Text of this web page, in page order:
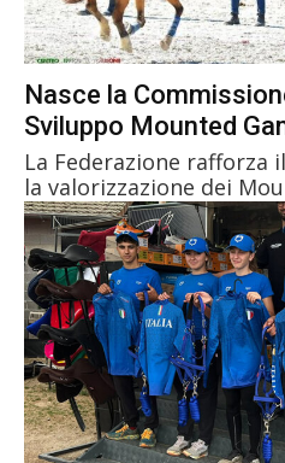
Nasce la
Sviluppo Mounted
La Federazione
la valorizzazione dei